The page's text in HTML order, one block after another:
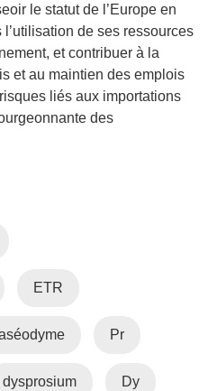
le statut de l’Europe en
de ses ressources
et contribuer à la
et au maintien des emplois
liés aux importations
des
ETR
Pr
dysprosium Dy